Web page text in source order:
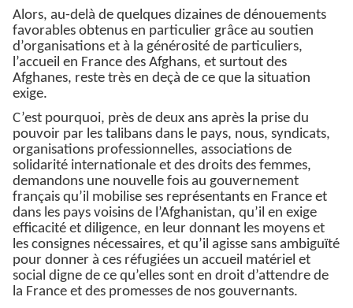
Alors, au-delà de quelques dizaines de dénouements
favorables obtenus en particulier grâce au soutien
d’organisations et à la générosité de particuliers,
l’accueil en France des Afghans, et surtout des
Afghanes, reste très en deçà de ce que la situation
exige.
C’est pourquoi, près de deux ans après la prise du
pouvoir par les talibans dans le pays, nous, syndicats,
organisations professionnelles, associations de
solidarité internationale et des droits des femmes,
demandons une nouvelle fois au gouvernement
français qu’il mobilise ses représentants en France et
dans les pays voisins de l’Afghanistan, qu’il en exige
efficacité et diligence, en leur donnant les moyens et
les consignes nécessaires, et qu’il agisse sans ambiguïté
pour donner à ces réfugiées un accueil matériel et
social digne de ce qu’elles sont en droit d’attendre de
la France et des promesses de nos gouvernants.